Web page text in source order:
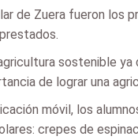
de Zuera fueron
sostenible
de lograr una
móvil, los
crepes de